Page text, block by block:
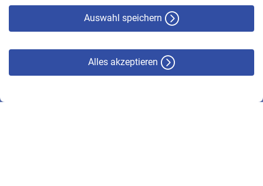
Auswahl speichern
Alles akzeptieren
© VBL 2026